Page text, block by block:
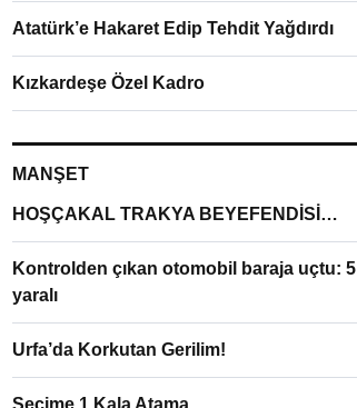
Atatürk’e Hakaret Edip Tehdit Yağdırdı
Kızkardeşe Özel Kadro
MANŞET
HOŞÇAKAL TRAKYA BEYEFENDİSİ…
Kontrolden çıkan otomobil baraja uçtu: 5
yaralı
Urfa’da Korkutan Gerilim!
Seçime 1 Kala Atama